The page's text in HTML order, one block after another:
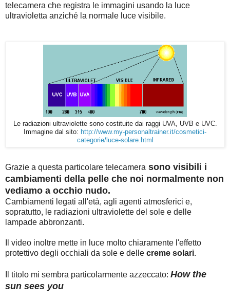
telecamera che registra le immagini usando la luce
ultravioletta anziché la normale luce visibile.
Le radiazioni ultraviolette sono costituite dai raggi UVA, UVB e UVC.
Immagine dal sito: http://www.my-personaltrainer.it/cosmetici-
categorie/luce-solare.html
Grazie a questa particolare telecamera sono visibili i
cambiamenti della pelle che noi normalmente non
vediamo a occhio nudo.
Cambiamenti legati all'età, agli agenti atmosferici e,
sopratutto, le radiazioni ultraviolette del sole e delle
lampade abbronzanti.
Il video inoltre mette in luce molto chiaramente l'effetto
protettivo degli occhiali da sole e delle creme solari.
Il titolo mi sembra particolarmente azzeccato: How the
sun sees you